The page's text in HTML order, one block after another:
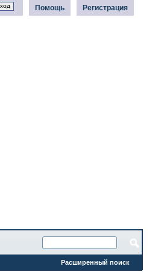
Регистрация
Помощь
Расширенный поиск